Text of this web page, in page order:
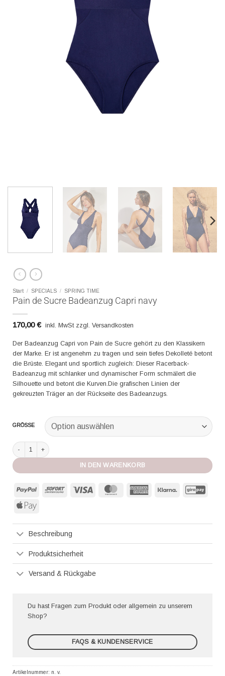
Start / SPECIALS / SPRING TIME
Pain de Sucre Badeanzug Capri navy
170,00€ inkl. MwSt zzgl. Versandkosten
Der Badeanzug Capri von Pain de Sucre gehört zu den Klassikern
der Marke. Er ist angenehm zu tragen und sein tiefes Dekolleté betont
die Brüste. Elegant und sportlich zugleich: Dieser Racerback-
Badeanzug mit schlanker und dynamischer Form schmälert die
Silhouette und betont die Kurven.Die grafischen Linien der
gekreuzten Träger an der Rückseite des Badeanzugs.
GRÖSSE
Pain de Sucre Badeanzug Capri navy Menge
IN DEN WARENKORB
PayPal Sofort MasterCard American
Klarna
Apple
Beschreibung
Produktsicherheit
Versand & Rückgabe
Du hast Fragen zum Produkt oder allgemein zu unserem
Shop?
FAQS & KUNDENSERVICE
Artikelnummer: n. v.